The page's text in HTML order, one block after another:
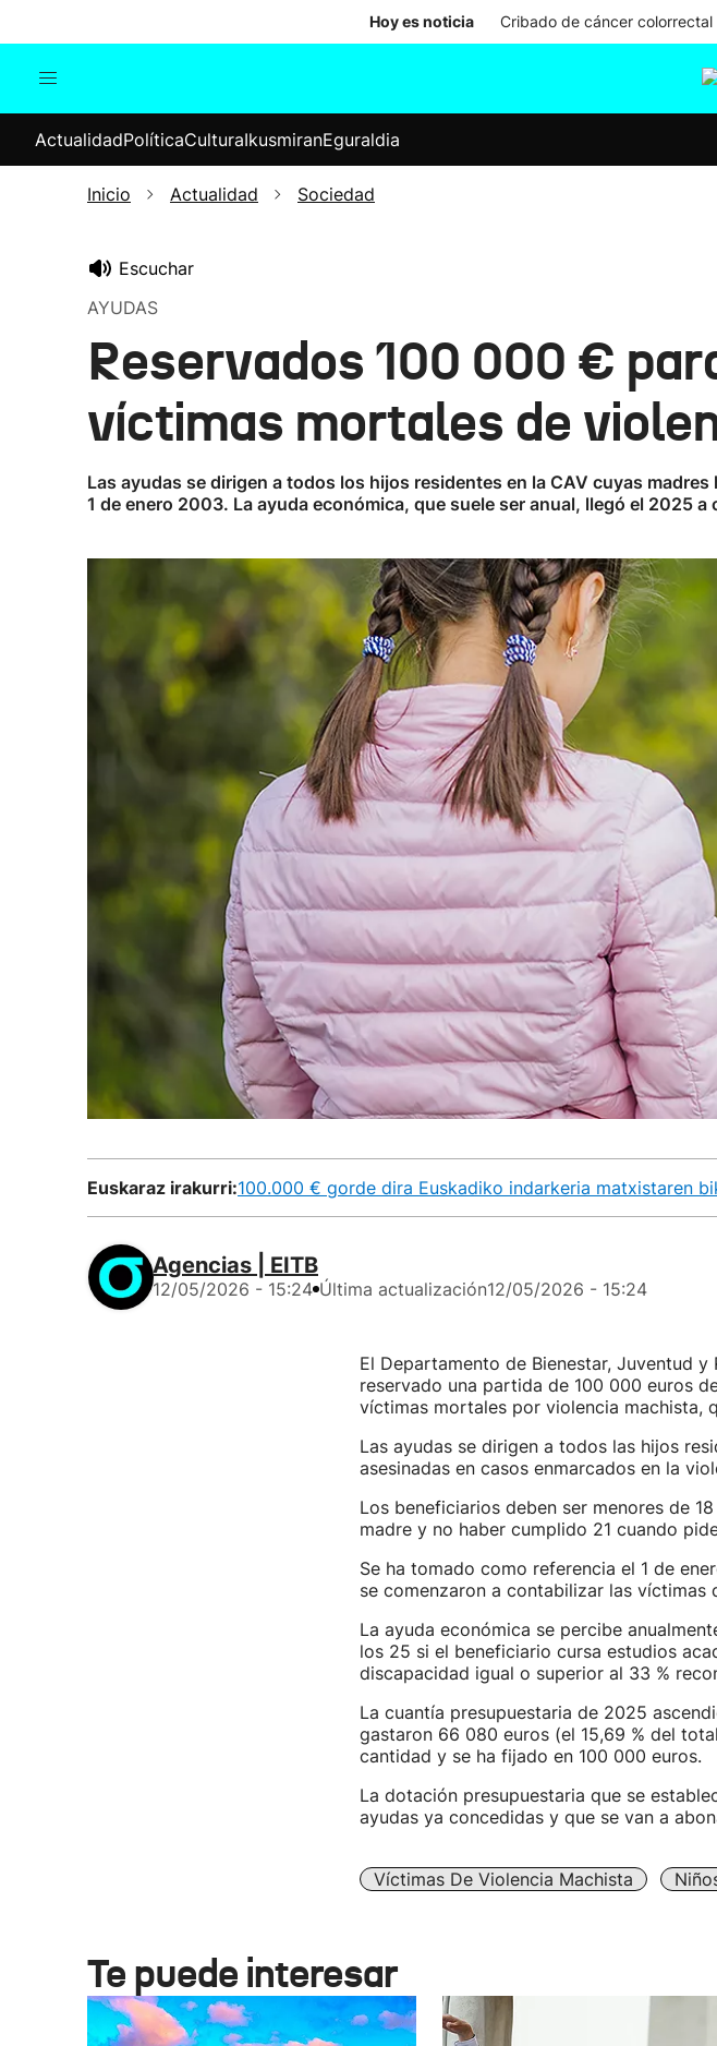
Hoy es noticia Cribado de cáncer colorrectal
Internacional
Elecciones
ActualidadPolíticaCulturaIkusmiranEguraldia
Inicio Actualidad Sociedad
Escuchar
AYUDAS
Reservados 100 000 €
víctimas mortales de
Las ayudas se dirigen a todos los hijos residentes en la CAV cuyas
1 de enero 2003. La ayuda económica, que suele ser anual, llegó el 2025
Euskaraz irakurri:100.000 € gorde dira Euskadiko indarkeria matxistaren
Agencias | EITB
12/05/2026 - 15:24 Última actualización12/05/2026 - 15:24
El Departamento de Bienestar, Juventud
reservado una partida de 100 000 euros
víctimas mortales por violencia machista,
Las ayudas se dirigen a todos las hijos
asesinadas en casos enmarcados en la
Los beneficiarios deben ser menores de
madre y no haber cumplido 21 cuando
Se ha tomado como referencia el 1 de
se comenzaron a contabilizar las víctimas
La ayuda económica se percibe
los 25 si el beneficiario cursa estudios
discapacidad igual o superior al 33 %
La cuantía presupuestaria de 2025
gastaron 66 080 euros (el 15,69 % del
cantidad y se ha fijado en 100 000 euros.
La dotación presupuestaria que se
ayudas ya concedidas y que se van a
Víctimas De Violencia Machista
Te puede interesar